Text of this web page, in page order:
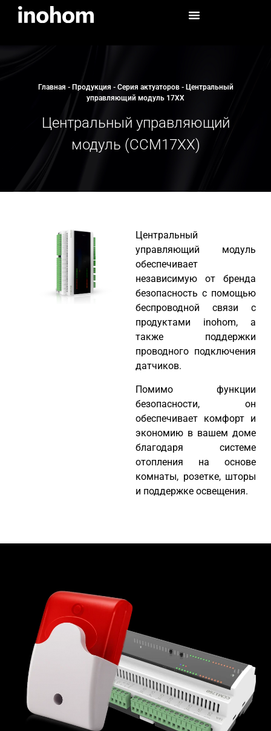
Главная - Продукция - Серия актуаторов- Центральный
управляющий модуль 17XX
Центральный управляющий
модуль (CCM17XX)
Центральный
управляющий модуль
обеспечивает
независимую от бренда
безопасность с помощью
беспроводной связи с
продуктами inohom, а
также поддержки
проводного подключения
датчиков.
Помимо функции
безопасности, он
обеспечивает комфорт и
экономию в вашем доме
благодаря системе
отопления на основе
комнаты, розетке, шторы
и поддержке освещения.